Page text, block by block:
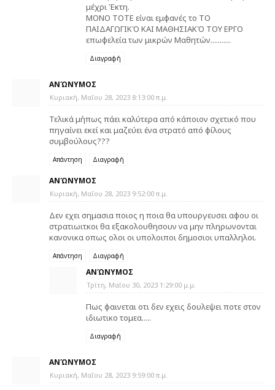
μέχρι Έκτη.
ΜΟΝΟ ΤΟΤΕ είναι εμφανές το ΤΟ
ΠΑΙΔΑΓΩΓΙΚΌ ΚΑΙ ΜΑΘΗΣΙΑΚΌ ΤΟΥ ΕΡΓΟ
επωφελεία των μικρών Μαθητών...........
Διαγραφή
ΑΝΏΝΥΜΟΣ
Κυριακή, Μαΐου 28, 2023 8:13:00 π.μ.
Τελικά μήπως πάει καλύτερα από κάποιον σχετικό που
πηγαίνει εκεί και μαζεύει ένα στρατό από φίλους
συμβούλους???
Απάντηση Διαγραφή
ΑΝΏΝΥΜΟΣ
Κυριακή, Μαΐου 28, 2023 9:52:00 π.μ.
Δεν εχει σημασια ποιος η ποια θα υπουργευσει αφου οι
στρατιωιτκοι θα εξακολουθησουν να μην πληρωνονται
κανονικα οπως ολοι οι υπολοιποι δημοσιοι υπαλληλοι.
Απάντηση Διαγραφή
ΑΝΏΝΥΜΟΣ
Τρίτη, Μαΐου 30, 2023 1:29:00 μ.μ.
Πως φαινεται οτι δεν εχεις δουλεψει ποτε στον
ιδιωτικο τομεα.....
Διαγραφή
ΑΝΏΝΥΜΟΣ
Κυριακή, Μαΐου 28, 2023 9:59:00 π.μ.